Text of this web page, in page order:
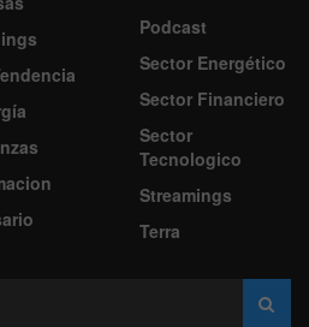
Podcast
Sector Energético
Sector Financiero
Sector
Tecnologico
Streamings
Terra